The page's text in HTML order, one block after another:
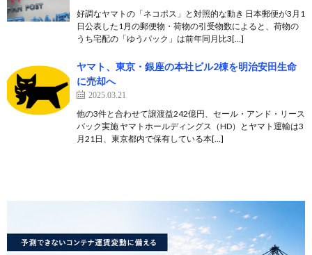
好調なヤマトの「ネコポス」と対照的な動き 日本郵便が3月1
日公表した1月の郵便物・荷物の引受物数によると、荷物の
うち宅配の「ゆうパック」は前年同月比3[…]
ヤマト、東京・銀座の本社ビル2棟を明治安田生命
に売却へ
2025.03.21
他の3件と合わせて譲渡益242億円、セール・アンド・リース
バック実施 ヤマトホールディングス（HD）とヤマト運輸は3
月21日、東京都内で保有している本[…]